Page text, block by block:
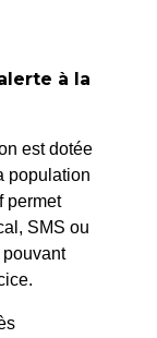
Mouton –
Electrique
à la
est dotée
population
permet
SMS ou
pouvant